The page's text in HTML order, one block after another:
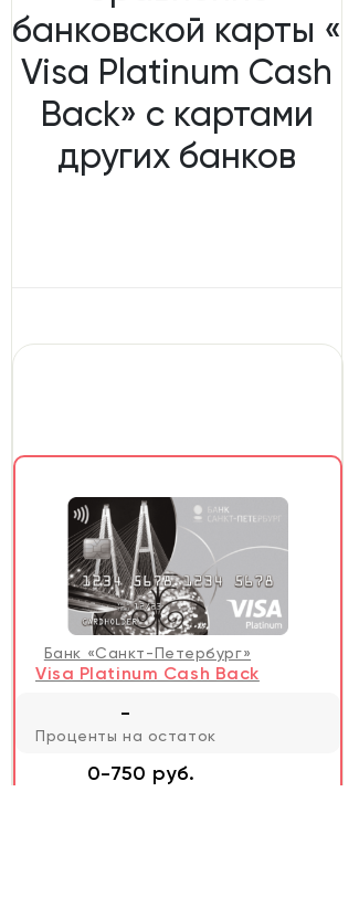
банковской карты «
Visa Platinum Cash
Back» с картами
других банков
Банк «Санкт-Петербург»
Visa Platinum Cash Back
-
Проценты на остаток
0-750 руб.